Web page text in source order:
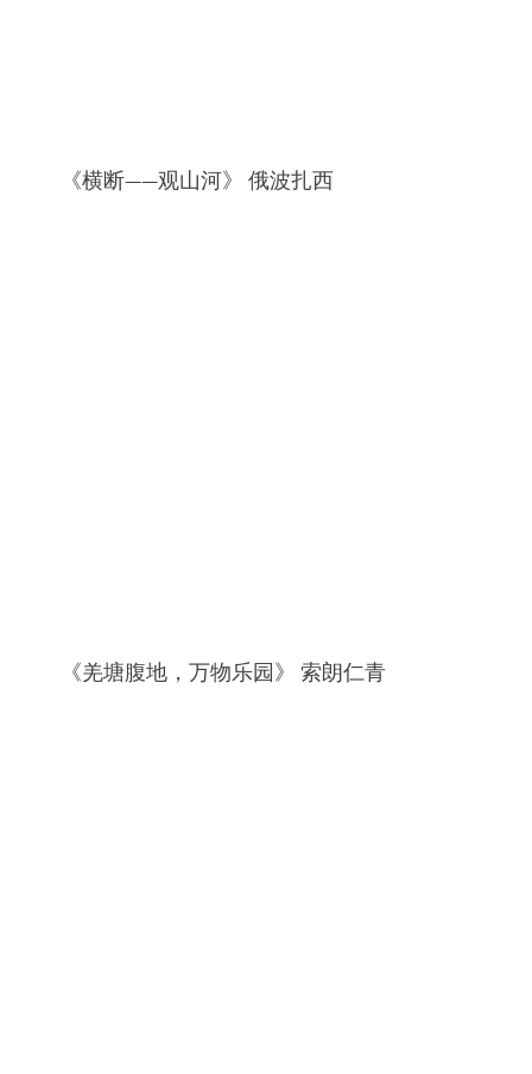
《横断——观山河》 俄波扎西
《羌塘腹地，万物乐园》 索朗仁青